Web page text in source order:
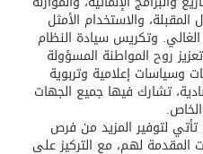
المقبلة، والاستخدام الأمثل
وتكريس سيادة النظام
روح المواطنة المسؤولة
وسياسات إعلامية وتربوية
تشارك فيها جميع الجهات
تأتي لتوفير المزيد من فرص
المقدمة لهم، مع التركيز على